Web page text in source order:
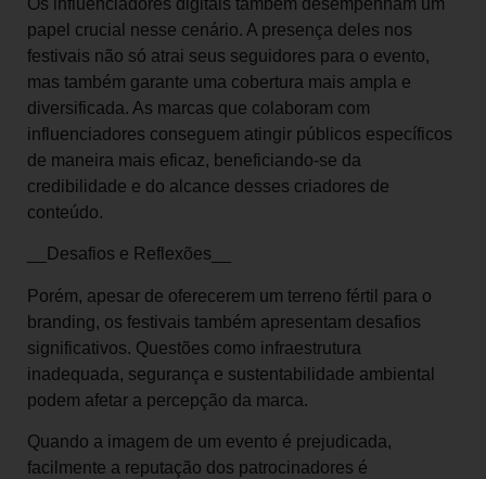
Os influenciadores digitais também desempenham um
papel crucial nesse cenário. A presença deles nos
festivais não só atrai seus seguidores para o evento,
mas também garante uma cobertura mais ampla e
diversificada. As marcas que colaboram com
influenciadores conseguem atingir públicos específicos
de maneira mais eficaz, beneficiando-se da
credibilidade e do alcance desses criadores de
conteúdo.
__Desafios e Reflexões__
Porém, apesar de oferecerem um terreno fértil para o
branding, os festivais também apresentam desafios
significativos. Questões como infraestrutura
inadequada, segurança e sustentabilidade ambiental
podem afetar a percepção da marca.
Quando a imagem de um evento é prejudicada,
facilmente a reputação dos patrocinadores é